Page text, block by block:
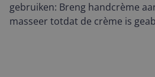
gebruiken: Breng handcrème
masseer totdat de crème is